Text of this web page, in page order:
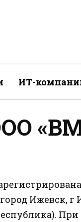
ИТ-
Ижевск,